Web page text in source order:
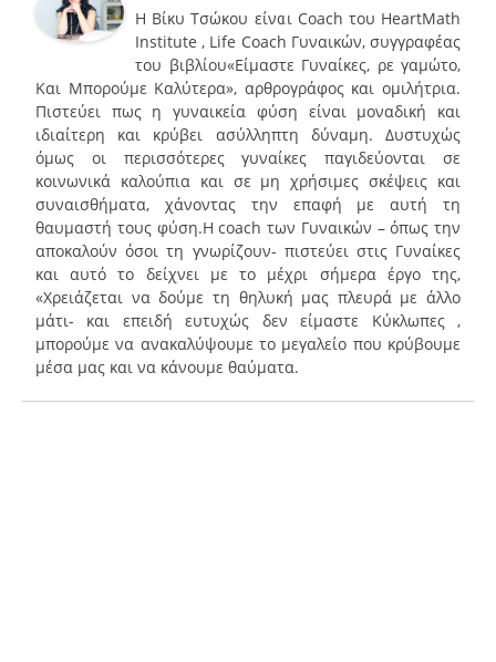
Η Βίκυ Τσώκου είναι Coach του HeartMath
Institute , Life Coach Γυναικών, συγγραφέας
του βιβλίου«Είμαστε Γυναίκες, ρε γαμώτο,
Και Μπορούμε Καλύτερα», αρθρογράφος και ομιλήτρια.
Πιστεύει πως η γυναικεία φύση είναι μοναδική και
ιδιαίτερη και κρύβει ασύλληπτη δύναμη. Δυστυχώς
όμως οι περισσότερες γυναίκες παγιδεύονται σε
κοινωνικά καλούπια και σε μη χρήσιμες σκέψεις και
συναισθήματα, χάνοντας την επαφή με αυτή τη
θαυμαστή τους φύση.Η coach των Γυναικών – όπως την
αποκαλούν όσοι τη γνωρίζουν- πιστεύει στις Γυναίκες
και αυτό το δείχνει με το μέχρι σήμερα έργο της,
«Χρειάζεται να δούμε τη θηλυκή μας πλευρά με άλλο
μάτι- και επειδή ευτυχώς δεν είμαστε Κύκλωπες ,
μπορούμε να ανακαλύψουμε το μεγαλείο που κρύβουμε
μέσα μας και να κάνουμε θαύματα.